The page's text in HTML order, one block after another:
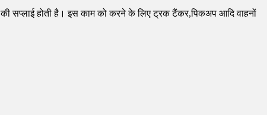
सप्लाई होती है। इस काम को करने के लिए ट्रक टैंकर,पिकअप आदि वाहनों